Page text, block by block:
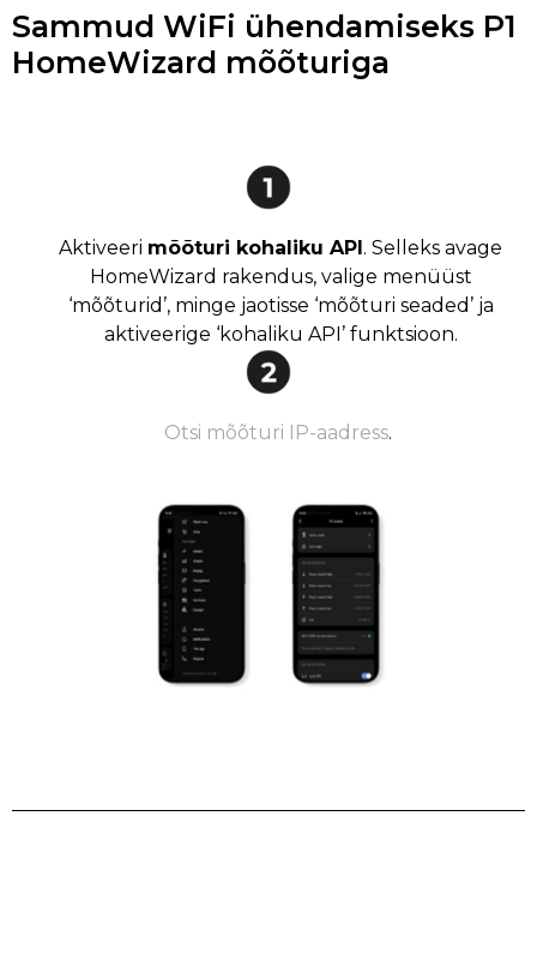
Sammud WiFi ühendamiseks P1
HomeWizard mõõturiga
Aktiveeri mõõturi kohaliku API . Selleks avage
HomeWizard rakendus, valige menüüst
‘mõõturid’, minge jaotisse ‘mõõturi seaded’ ja
aktiveerige ‘kohaliku API’ funktsioon.
Otsi mõõturi IP-aadress.